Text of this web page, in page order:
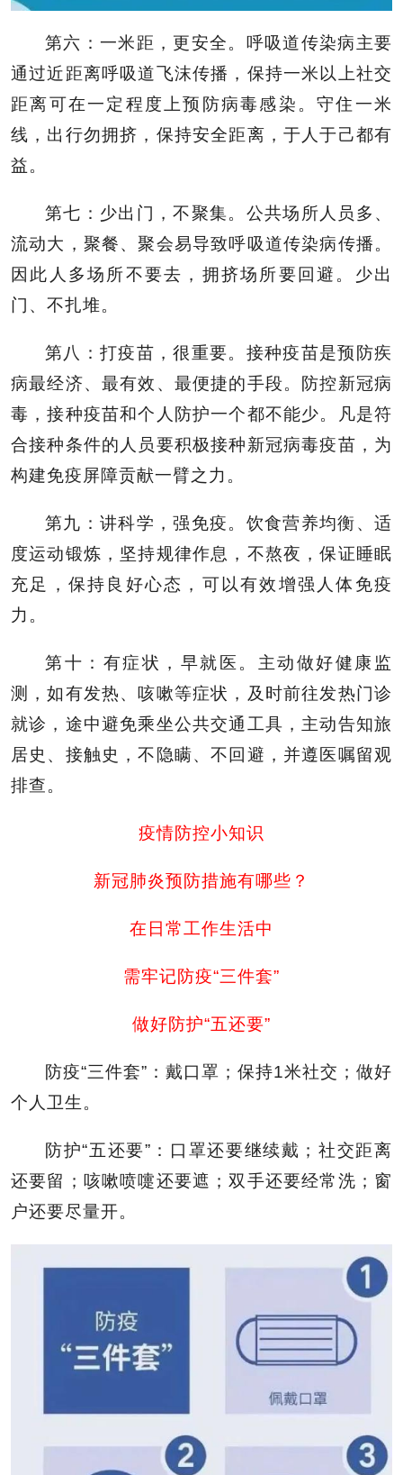
第六：一米距，更安全。呼吸道传染病主要
通过近距离呼吸道飞沫传播，保持一米以上社交
距离可在一定程度上预防病毒感染。守住一米
线，出行勿拥挤，保持安全距离，于人于己都有
益。
第七：少出门，不聚集。公共场所人员多、
流动大，聚餐、聚会易导致呼吸道传染病传播。
因此人多场所不要去，拥挤场所要回避。少出
门、不扎堆。
第八：打疫苗，很重要。接种疫苗是预防疾
病最经济、最有效、最便捷的手段。防控新冠病
毒，接种疫苗和个人防护一个都不能少。凡是符
合接种条件的人员要积极接种新冠病毒疫苗，为
构建免疫屏障贡献一臂之力。
第九：讲科学，强免疫。饮食营养均衡、适
度运动锻炼，坚持规律作息，不熬夜，保证睡眠
充足，保持良好心态，可以有效增强人体免疫
力。
第十：有症状，早就医。主动做好健康监
测，如有发热、咳嗽等症状，及时前往发热门诊
就诊，途中避免乘坐公共交通工具，主动告知旅
居史、接触史，不隐瞒、不回避，并遵医嘱留观
排查。
疫情防控小知识
新冠肺炎预防措施有哪些？
在日常工作生活中
需牢记防疫“三件套”
做好防护“五还要”
防疫“三件套”：戴口罩；保持1米社交；做好
个人卫生。
防护“五还要”：口罩还要继续戴；社交距离
还要留；咳嗽喷嚏还要遮；双手还要经常洗；窗
户还要尽量开。